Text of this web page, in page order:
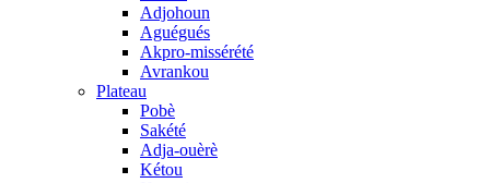
Adjohoun
Aguégués
Akpro-missérété
Avrankou
Plateau
Pobè
Sakété
Adja-ouèrè
Kétou